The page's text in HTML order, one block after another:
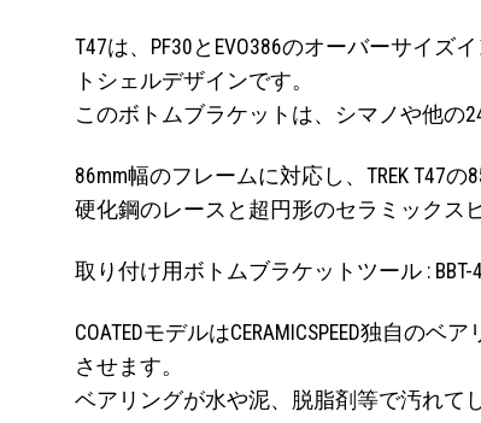
T47は、PF30とEVO386のオーバーサイ
トシェルデザインです。
このボトムブラケットは、シマノや他の
86mm幅のフレームに対応し、TREK T47
硬化鋼のレースと超円形のセラミックス
取り付け用ボトムブラケットツール : BBT-
COATEDモデルはCERAMICSPEED独自の
させます。
ベアリングが水や泥、脱脂剤等で汚れて